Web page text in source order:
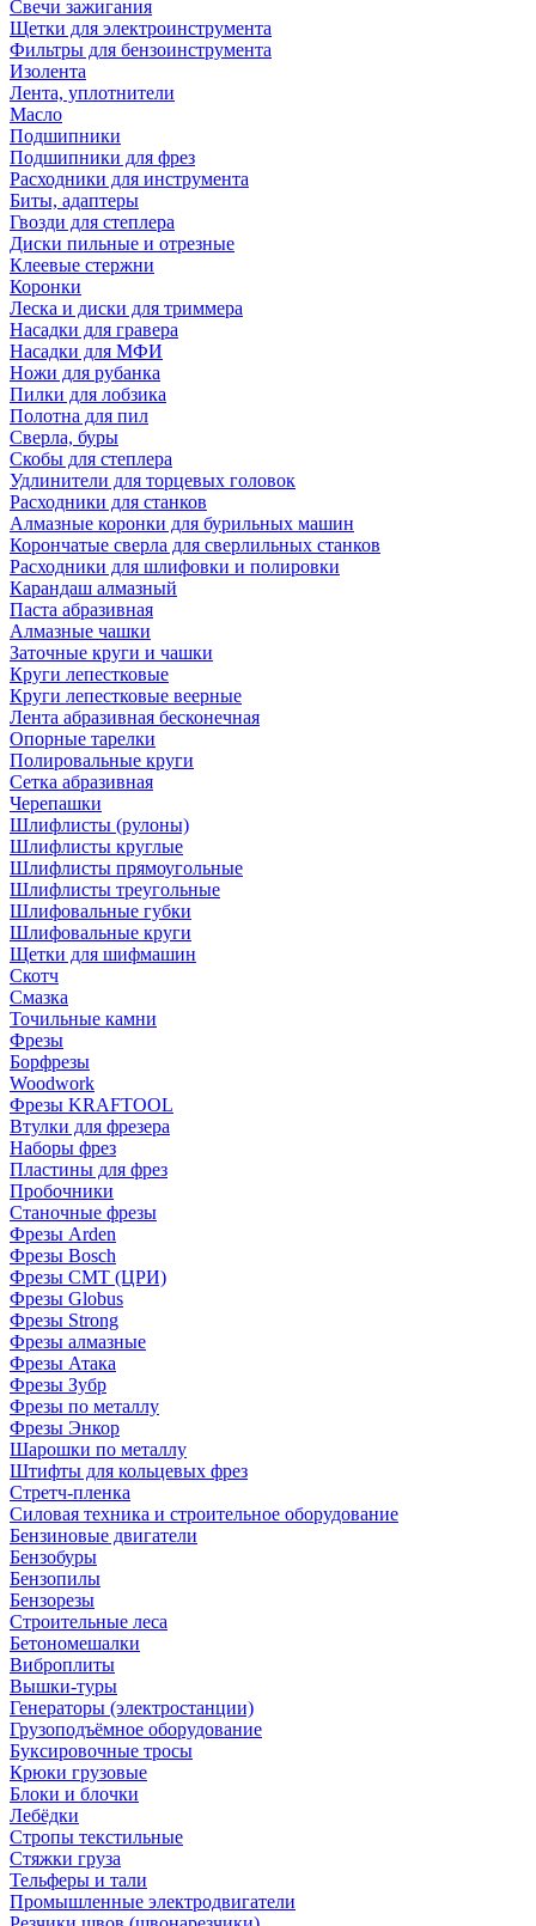
Свечи зажигания
Щетки для электроинструмента
Фильтры для бензоинструмента
Изолента
Лента, уплотнители
Масло
Подшипники
Подшипники для фрез
Расходники для инструмента
Биты, адаптеры
Гвозди для степлера
Диски пильные и отрезные
Клеевые стержни
Коронки
Леска и диски для триммера
Насадки для гравера
Насадки для МФИ
Ножи для рубанка
Пилки для лобзика
Полотна для пил
Сверла, буры
Скобы для степлера
Удлинители для торцевых головок
Расходники для станков
Алмазные коронки для бурильных машин
Корончатые сверла для сверлильных станков
Расходники для шлифовки и полировки
Карандаш алмазный
Паста абразивная
Алмазные чашки
Заточные круги и чашки
Круги лепестковые
Круги лепестковые веерные
Лента абразивная бесконечная
Опорные тарелки
Полировальные круги
Сетка абразивная
Черепашки
Шлифлисты (рулоны)
Шлифлисты круглые
Шлифлисты прямоугольные
Шлифлисты треугольные
Шлифовальные губки
Шлифовальные круги
Щетки для шифмашин
Скотч
Смазка
Точильные камни
Фрезы
Борфрезы
Woodwork
Фрезы KRAFTOOL
Втулки для фрезера
Наборы фрез
Пластины для фрез
Пробочники
Станочные фрезы
Фрезы Arden
Фрезы Bosch
Фрезы CMT (ЦРИ)
Фрезы Globus
Фрезы Strong
Фрезы алмазные
Фрезы Атака
Фрезы Зубр
Фрезы по металлу
Фрезы Энкор
Шарошки по металлу
Штифты для кольцевых фрез
Стретч-пленка
Силовая техника и строительное оборудование
Бензиновые двигатели
Бензобуры
Бензопилы
Бензорезы
Строительные леса
Бетономешалки
Виброплиты
Вышки-туры
Генераторы (электростанции)
Грузоподъёмное оборудование
Буксировочные тросы
Крюки грузовые
Блоки и блочки
Лебёдки
Стропы текстильные
Стяжки груза
Тельферы и тали
Промышленные электродвигатели